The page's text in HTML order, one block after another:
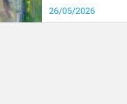
26/05/2026